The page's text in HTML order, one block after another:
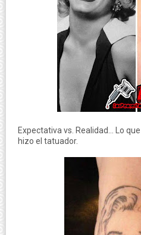
Expectativa vs. Realidad... Lo
hizo el tatuador.